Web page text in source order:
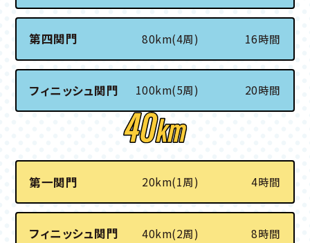
第四関門 80km(4周) 16時間
フィニッシュ関門 100km(5周) 20時間
第一関門 20km(1周) 4時間
フィニッシュ関門 40km(2周) 8時間